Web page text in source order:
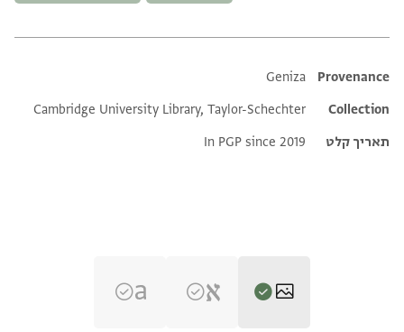
Additional metadata
Provenance
Geniza
Collection
Cambridge University Library, Taylor-Schechter
תאריך קלט
In PGP since 2019